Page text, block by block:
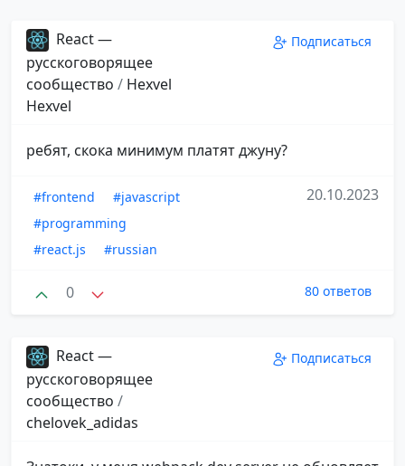
React —
русскоговорящее
сообщество / Hexvel
Hexvel
Подписаться
ребят, скока минимум платят джуну?
#frontend
#javascript
#programming
#react.js
#russian
20.10.2023
0 80 ответов
React —
русскоговорящее
сообщество /
chelovek_adidas
Подписаться